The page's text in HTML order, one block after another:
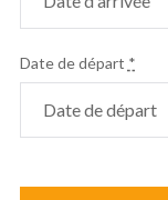
Date de départ *